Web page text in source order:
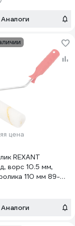
Аналоги
цена
REXANT
ворс 10.5 мм,
110 мм 89-
Аналоги